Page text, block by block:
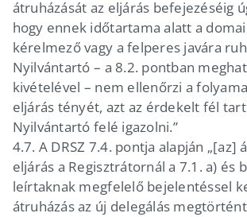
átruházását az eljárás befejezéséig
hogy ennek időtartama alatt a
kérelmező vagy a felperes javára
Nyilvántartó – a 8.2. pontban
kivételével – nem ellenőrzi a
eljárás tényét, azt az érdekelt fél
Nyilvántartó felé igazolni.”
4.7. A DRSZ 7.4. pontja alapján „[az]
eljárás a Regisztrátornál a 7.1. a) és
leírtaknak megfelelő bejelentéssel
átruházás az új delegálás